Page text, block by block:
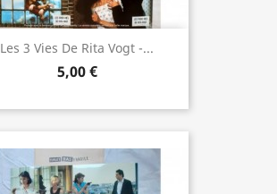
Les 3 Vies De Rita Vogt -...
5,00 €